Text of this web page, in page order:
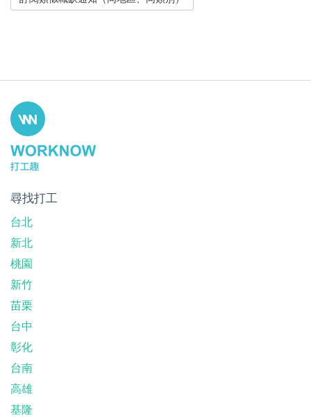
尋找打工
台北
新北
桃園
新竹
苗栗
台中
彰化
台南
高雄
基隆